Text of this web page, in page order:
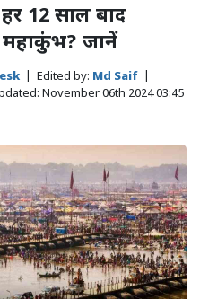
12 साल बाद
महाकुंभ? जानें
Edited by: Md Saif
November 06th 2024 03:45